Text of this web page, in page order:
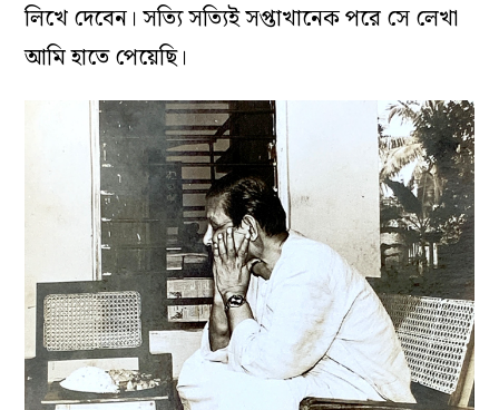
লিখে দেবেন। সত্যি সত্যিই সপ্তাখানেক পরে সে লেখা
আমি হাতে পেয়েছি।